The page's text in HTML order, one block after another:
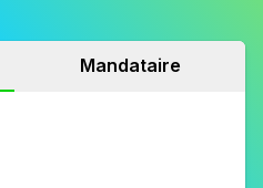
Mandataire